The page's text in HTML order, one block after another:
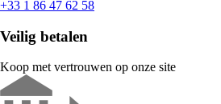
+33 1 86 47 62 58
Veilig betalen
Koop met vertrouwen op onze site